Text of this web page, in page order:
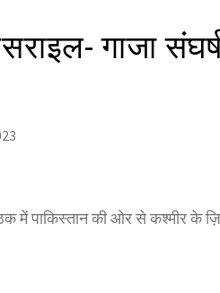
गाजा
में पाकिस्तान की ओर से कश्मीर के